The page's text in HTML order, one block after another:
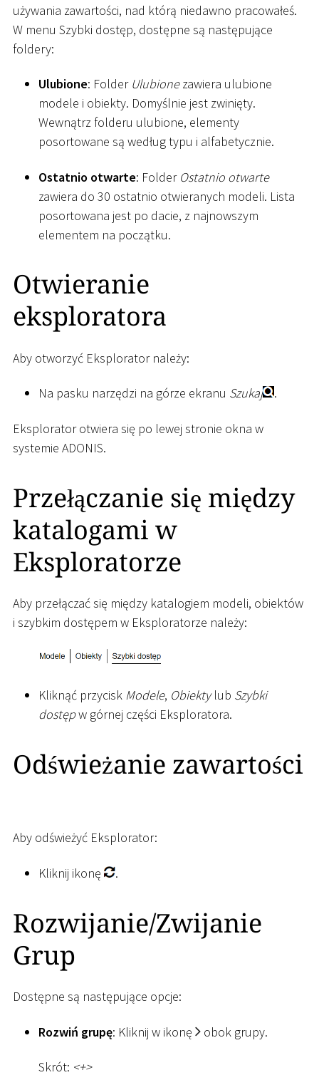
używania zawartości, nad którą niedawno pracowałeś.
W menu Szybki dostęp, dostępne są następujące
foldery:
Ulubione: Folder Ulubionezawiera ulubione
modele i obiekty. Domyślnie jest zwinięty.
Wewnątrz folderu ulubione, elementy
posortowane są według typu i alfabetycznie.
Ostatnio otwarte: Folder Ostatnio otwarte
zawiera do 30 ostatnio otwieranych modeli. Lista
posortowana jest po dacie, z najnowszym
elementem na początku.
Otwieranie
eksploratora
Aby otworzyć Eksplorator należy:
Na pasku narzędzi na górze ekranu Szukaj .
Eksplorator otwiera się po lewej stronie okna w
systemie ADONIS.
Przełączanie się między
katalogami w
Eksploratorze
Aby przełączać się między katalogiem modeli, obiektów
i szybkim dostępem w Eksploratorze należy:
Kliknąć przycisk Modele, Obiektylub Szybki
dostępw górnej części Eksploratora.
Odświeżanie zawartości
Aby odświeżyć Eksplorator:
Kliknij ikonę .
Rozwijanie/Zwijanie
Grup
Dostępne są następujące opcje:
Rozwiń grupę: Kliknij w ikonę obok grupy.
Skrót: <+>